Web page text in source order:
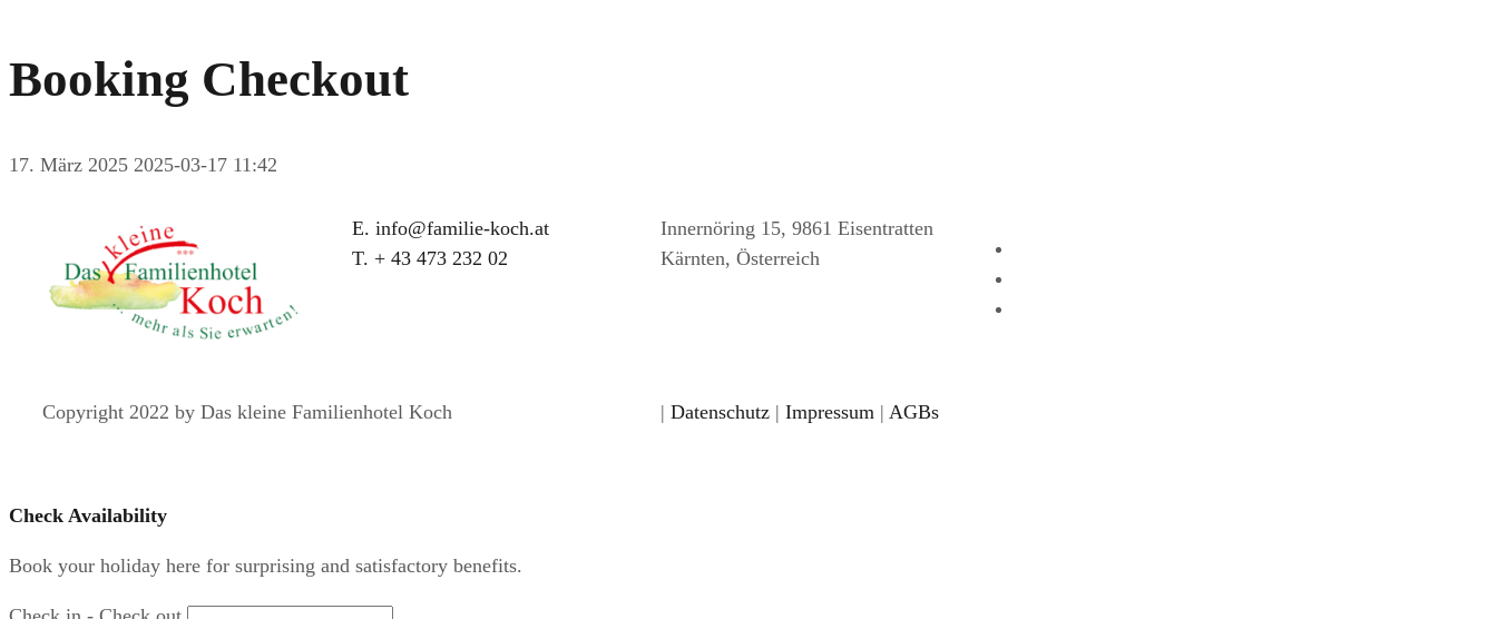
Booking Checkout
17. März 2025 2025-03-17 11:42
E. info@familie-koch.at
T. + 43 473 232 02
Innernöring 15, 9861 Eisentratten
Kärnten, Österreich
Copyright 2022 by Das kleine Familienhotel Koch | Datenschutz | Impressum | AGBs
Check Availability
Book your holiday here for surprising and satisfactory benefits.